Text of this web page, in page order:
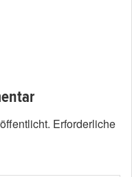
Erforderliche